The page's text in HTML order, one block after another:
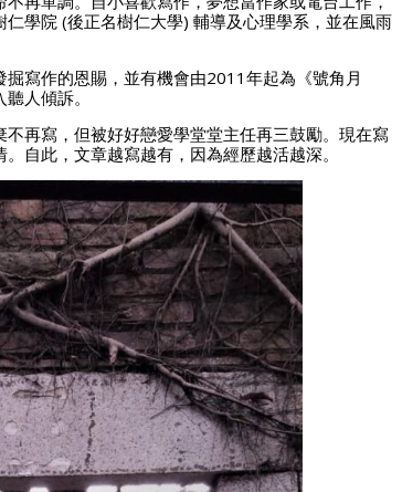
學院 (後正名樹仁大學) 輔導及心理學系，並在風雨
寫作的恩賜，並有機會由2011年起為《號角月
人傾訴。
再寫，但被好好戀愛學堂堂主任再三鼓勵。現在寫
自此，文章越寫越有，因為經歷越活越深。